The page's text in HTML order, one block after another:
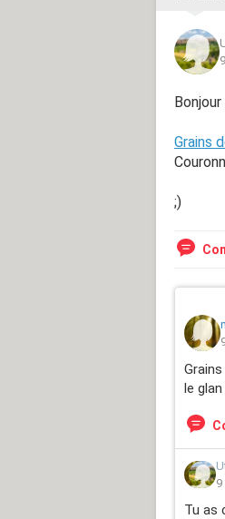
Bonjour
Grains
;)
le glan
9
Tu as